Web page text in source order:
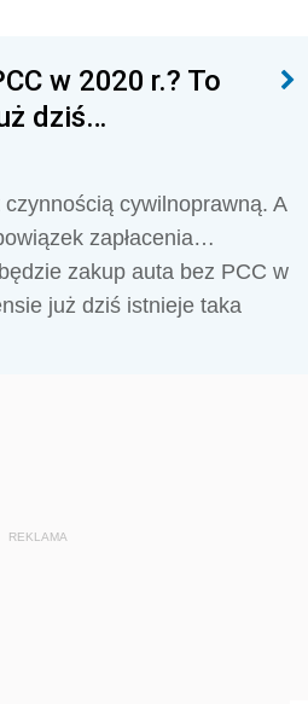
w 2020 r.? To
dziś…
cywilnoprawną. A
zapłacenia…
zakup auta bez PCC w
już dziś istnieje taka
REKLAMA